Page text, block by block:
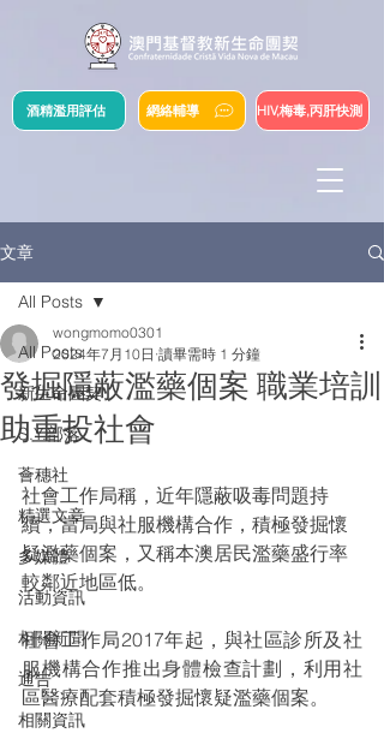
網絡輔導
酒精濫用評估 HIV,梅毒,丙肝快測
文章
All Posts
新生命團契
S.Y.部落
薈穗社
精選文章
多媒體
活動資訊
相關新聞
通告
相關資訊
All Posts
發掘隱蔽濫藥個案 職業培訓
助重投社會
wongmomo0301
2024年7月10日 讀畢需時 1 分鐘
社會工作局稱，近年隱蔽吸毒問題持
續，當局與社服機構合作，積極發掘懷
疑濫藥個案，又稱本澳居民濫藥盛行率
較鄰近地區低。
社會工作局2017年起，與社區診所及社
服機構合作推出身體檢查計劃，利用社
區醫療配套積極發掘懷疑濫藥個案。